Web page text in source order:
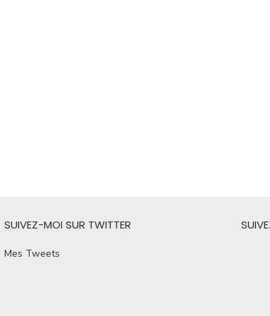
SUIVEZ-MOI SUR TWITTER
Mes Tweets